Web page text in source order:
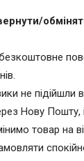
не підійшли
Нову Пошту,
товар на